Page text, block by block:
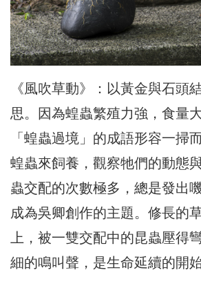
《風吹草動》：以黃金與石頭
思。因為蝗蟲繁殖力強，食量
「蝗蟲過境」的成語形容一掃
蝗蟲來飼養，觀察牠們的動態
蟲交配的次數極多，總是發出
成為吳卿創作的主題。修長的
上，被一雙交配中的昆蟲壓得
細的鳴叫聲，是生命延續的開始